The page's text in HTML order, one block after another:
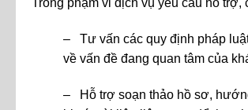
Trong phạm vi dịch vụ yêu cầu hỗ trợ,
– Tư vấn các quy định pháp
về vấn đề đang quan tâm của
– Hỗ trợ soạn thảo hồ sơ,